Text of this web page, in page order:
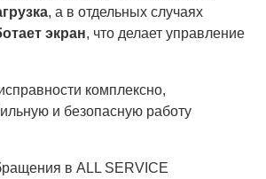
, а в отдельных случаях
экран, что делает управление
комплексно,
и безопасную работу
в ALL SERVICE